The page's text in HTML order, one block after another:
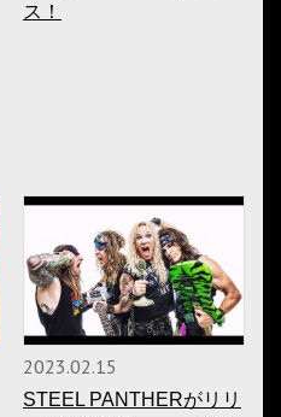
ス！
2023.02.15
STEEL PANTHERがリリ